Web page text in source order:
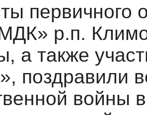
первичного
р.п.
а также
поздравили
войны